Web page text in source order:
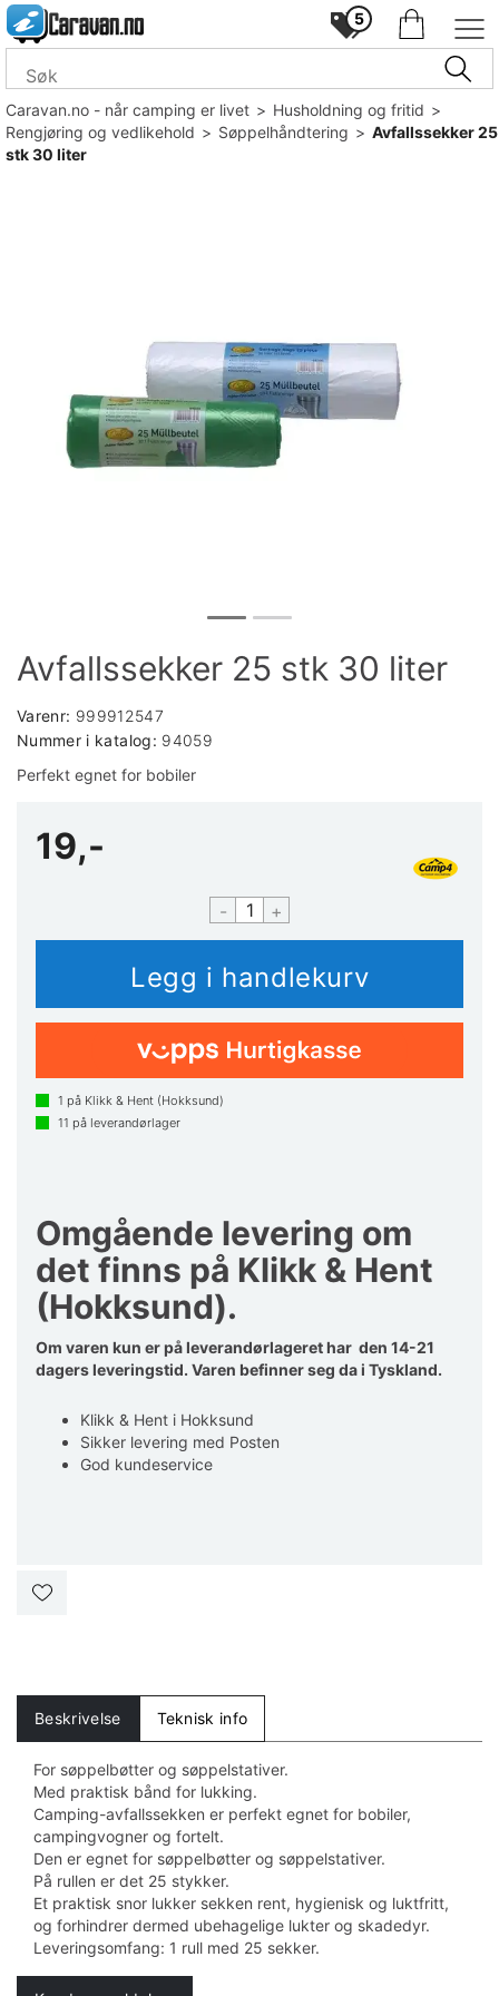
5
Caravan.no - når camping er livet>Husholdning og fritid>
Rengjøring og vedlikehold>Søppelhåndtering>Avfallssekker 25
stk 30 liter
Avfallssekker 25 stk 30 liter
Varenr: 999912547
Nummer i katalog: 94059
Perfekt egnet for bobiler
19,-
- +
1 på Klikk & Hent (Hokksund)
11 på leverandørlager
Omgående levering om
det finns på Klikk & Hent
(Hokksund).
Om varen kun er på leverandørlageret har den 14-21
dagers leveringstid. Varen befinner seg da i Tyskland.
Klikk & Hent i Hokksund
Sikker levering med Posten
God kundeservice
Beskrivelse Teknisk info
For søppelbøtter og søppelstativer.
Med praktisk bånd for lukking.
Camping-avfallssekken er perfekt egnet for bobiler,
campingvogner og fortelt.
Den er egnet for søppelbøtter og søppelstativer.
På rullen er det 25 stykker.
Et praktisk snor lukker sekken rent, hygienisk og luktfritt,
og forhindrer dermed ubehagelige lukter og skadedyr.
Leveringsomfang: 1 rull med 25 sekker.